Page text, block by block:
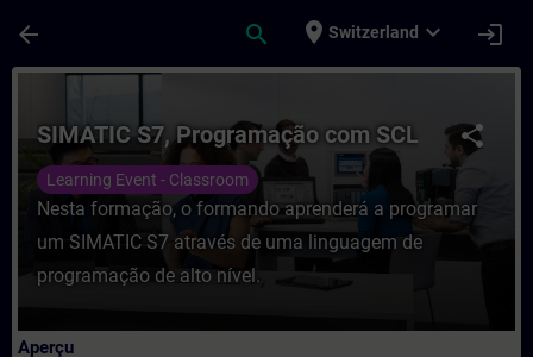
arrow_back search place Switzerland expand_more login
Cours - SIMATIC S7, Programação com
share
SIMATIC S7, Programação com SCL
Learning Event - Classroom
Nesta formação, o formando aprenderá a programar
um SIMATIC S7 através de uma linguagem de
programação de alto nível.
Aperçu